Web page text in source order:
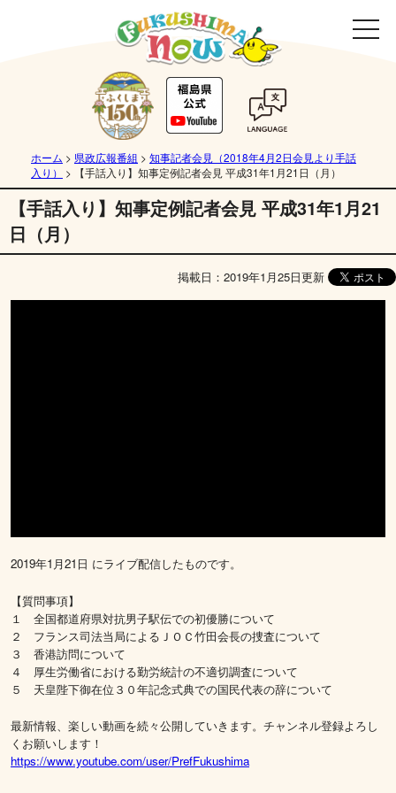
ホーム > 県政広報番組 > 知事記者会見（2018年4月2日会見より手話
入り）
> 【手話入り】知事定例記者会見 平成31年1月21日（月）
【手話入り】知事定例記者会見 平成31年1月21
日（月）
掲載日：2019年1月25日更新
2019年1月21日 にライブ配信したものです。
【質問事項】
１ 全国都道府県対抗男子駅伝での初優勝について
２ フランス司法当局によるＪＯＣ竹田会長の捜査について
３ 香港訪問について
４ 厚生労働省における勤労統計の不適切調査について
５ 天皇陛下御在位３０年記念式典での国民代表の辞について
最新情報、楽しい動画を続々公開していきます。チャンネル登録よろし
くお願いします！
https://www.youtube.com/user/PrefFukushima